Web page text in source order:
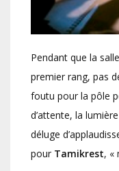
Pendant que la
premier rang, pas
foutu pour la pôle
d’attente, la
déluge
pour Tamikrest, «